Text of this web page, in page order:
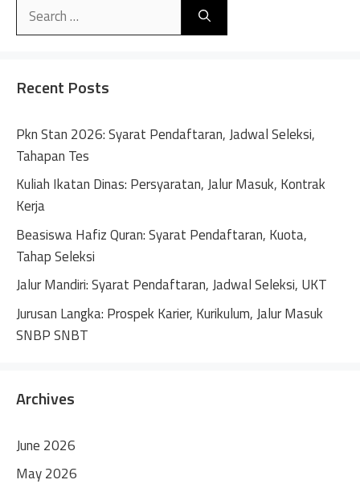
e
a
i
v
e
:
Search
Recent Posts
Pkn Stan 2026: Syarat Pendaftaran, Jadwal Seleksi,
Tahapan Tes
Kuliah Ikatan Dinas: Persyaratan, Jalur Masuk, Kontrak
Kerja
Beasiswa Hafiz Quran: Syarat Pendaftaran, Kuota,
Tahap Seleksi
Jalur Mandiri: Syarat Pendaftaran, Jadwal Seleksi, UKT
Jurusan Langka: Prospek Karier, Kurikulum, Jalur Masuk
SNBP SNBT
Archives
June 2026
May 2026